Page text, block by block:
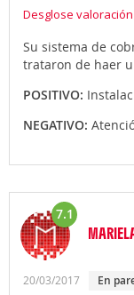
Desglose valoración
Su sistema de
trataron de haer
POSITIVO:
NEGATIVO:
7.1
20/03/2017 en